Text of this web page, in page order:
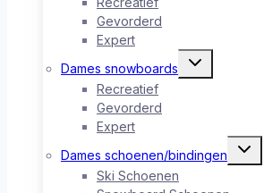
Gevorderd
Expert
Dames snowboards
Toggle
Recreatief
Gevorderd
Expert
Dames schoenen/bindingen
Toggle
Ski Schoenen